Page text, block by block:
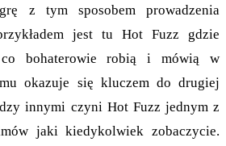
z tym sposobem prowadzenia
jest tu Hot Fuzz gdzie
co bohaterowie robią i mówią w
okazuje się kluczem do drugiej
innymi czyni Hot Fuzz jednym z
jaki kiedykolwiek zobaczycie.